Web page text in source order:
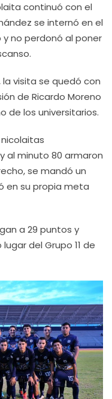
continuó con el
se internó en el
y no perdonó al poner
visita se quedó con
de Ricardo Moreno
de los universitarios.
al minuto 80 armaron
se mandó un
en su propia meta
a 29 puntos y
del Grupo 11 de